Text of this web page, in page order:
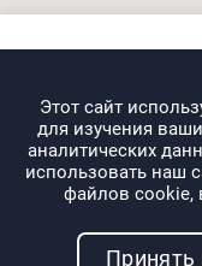
Этот сайт
для изучения
аналитических
использовать наш
файлов cookie,
Принять
©
г.